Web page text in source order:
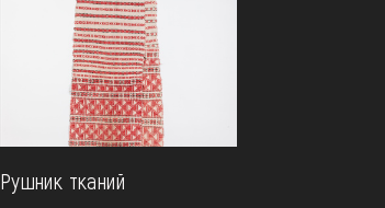
Рушник тканий